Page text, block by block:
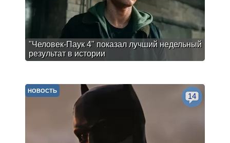
"Человек-Паук 4" показал лучший недельный
результат в истории
НОВОСТЬ
14